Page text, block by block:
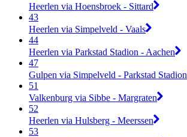
Heerlen via Hoensbroek - Sittard
43
Heerlen via Simpelveld - Vaals
44
Heerlen via Parkstad Stadion - Aachen
47
Gulpen via Simpelveld - Parkstad Stadion
51
Valkenburg via Sibbe - Margraten
52
Heerlen via Hulsberg - Meerssen
53